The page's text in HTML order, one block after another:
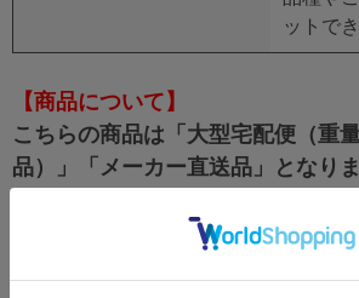
ットで
【商品について】
こちらの商品は「大型宅配便（重
品）」「メーカー直送品」となりま